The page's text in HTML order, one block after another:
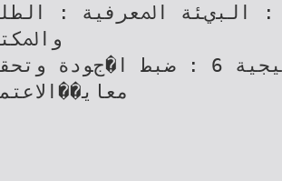
-‬اﻟﻐﺎﻳﺔ اﻻﺳ��اﺗﻴﺠﻴﺔ ‪ :
-‬اﻟﻐﺎﻳﺔ اﻻﺳ��اﺗﻴﺠﻴﺔ ‪ : 6‬ﺿﺒﻂ ا�جﻮدة